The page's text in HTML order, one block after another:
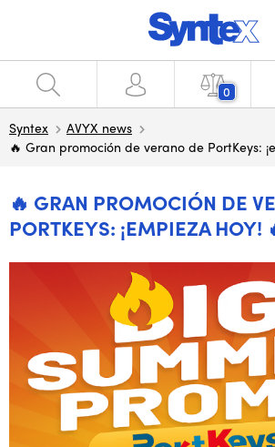
0
Syntex
AVYX news
🔥 Gran promoción de verano de PortKeys:
🔥 GRAN PROMOCIÓN DE
PORTKEYS: ¡EMPIEZA HOY!